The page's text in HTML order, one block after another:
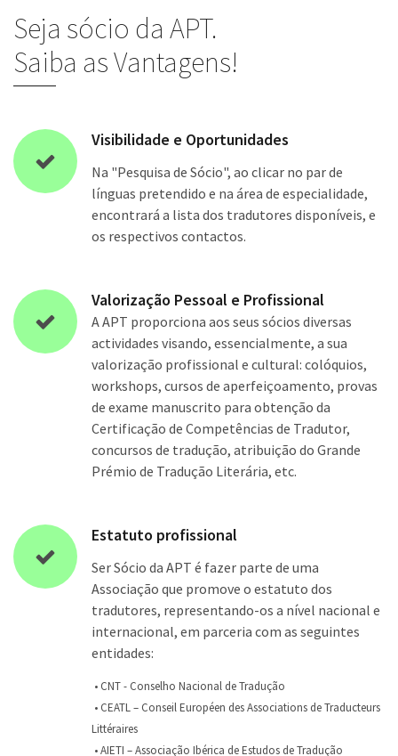
Seja sócio da APT.
Saiba as Vantagens!
Visibilidade e Oportunidades
Na "Pesquisa de Sócio", ao clicar no par de
línguas pretendido e na área de especialidade,
encontrará a lista dos tradutores disponíveis, e
os respectivos contactos.
Valorização Pessoal e Profissional
A APT proporciona aos seus sócios diversas
actividades visando, essencialmente, a sua
valorização profissional e cultural: colóquios,
workshops, cursos de aperfeiçoamento, provas
de exame manuscrito para obtenção da
Certificação de Competências de Tradutor,
concursos de tradução, atribuição do Grande
Prémio de Tradução Literária, etc.
Estatuto profissional
Ser Sócio da APT é fazer parte de uma
Associação que promove o estatuto dos
tradutores, representando-os a nível nacional e
internacional, em parceria com as seguintes
entidades:
• CNT - Conselho Nacional de Tradução
• CEATL – Conseil Européen des Associations de Traducteurs
Littéraires
• AIETI – Associação Ibérica de Estudos de Tradução